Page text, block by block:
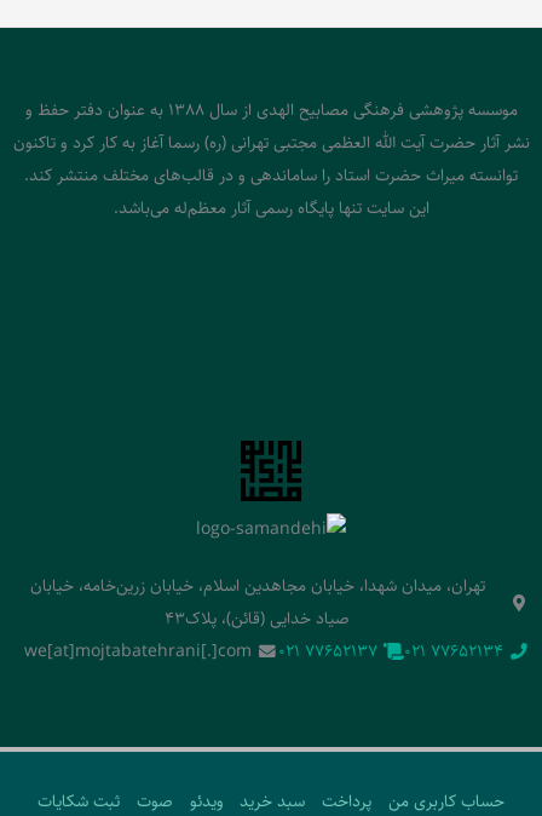
موسسه پژوهشی فرهنگی مصابیح الهدی از سال 1388 به عنوان دفتر حفظ و
نشر آثار حضرت آیت الله العظمی مجتبی تهرانی (ره) رسما آغاز به کار کرد و تاکنون
توانسته میراث حضرت استاد را ساماندهی و در قالب‌های مختلف منتشر کند.
این سایت تنها پایگاه رسمی آثار معظم‌له می‌باشد.
تهران، میدان شهدا، خیابان مجاهدین اسلام، خیابان زرین‌خامه، خیابان
صیاد خدایی (قائن)، پلاک43
‭021 77652134‬
‭021 77652137‬
we[at]mojtabatehrani[.]com
حساب کاربری من پرداخت سبد خرید ویدئو صوت
ثبت شکایات